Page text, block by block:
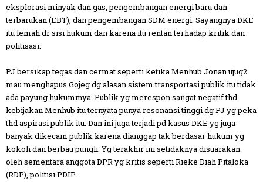
eksplorasi minyak dan gas, pengembangan energi baru dan
terbarukan (EBT), dan pengembangan SDM energi. Sayangnya DKE
itu lemah dr sisi hukum dan karena itu rentan terhadap kritik dan
politisasi.
PJ bersikap tegas dan cermat seperti ketika Menhub Jonan ujug2
mau menghapus Gojeg dg alasan sistem transportasi publik itu tidak
ada payung hukummya. Publik yg merespon sangat negatif thd
kebijakan Menhub itu ternyata punya resonansi tinggi dg PJ yg peka
thd aspirasi publik itu. Dan ini juga terjadi pd kasus DKE yg juga
banyak dikecam publik karena dianggap tak berdasar hukum yg
kokoh dan berbau pungli. Yg terakhir ini setidaknya disuarakan
oleh sementara anggota DPR yg kritis seperti Rieke Diah Pitaloka
(RDP), politisi PDIP.